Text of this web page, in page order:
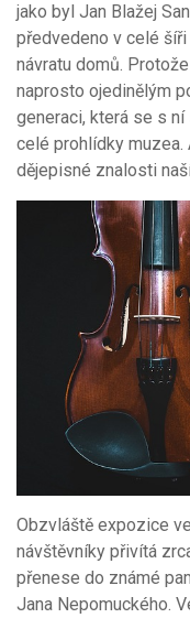
jako byl Jan Blažej
předvedeno v celé
návratu domů.
naprosto ojedinělým
generaci, která se s
celé prohlídky
dějepisné znalosti
Obzvláště expozice
návštěvníky přivítá
přenese do známé
Jana Nepomuckého.